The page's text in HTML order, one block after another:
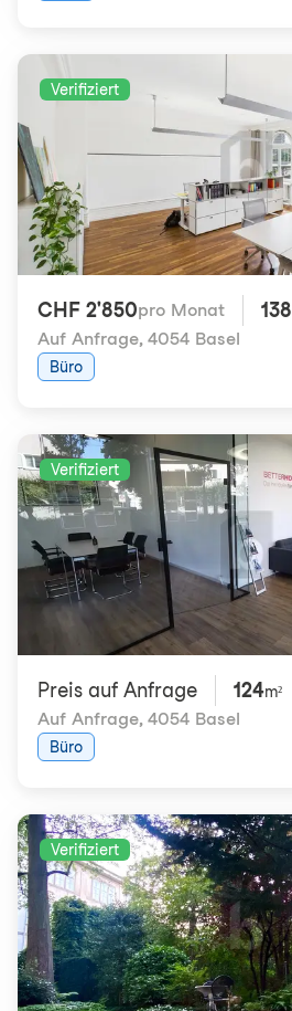
Verifiziert
CHF 2'850pro Monat 138
Auf Anfrage, 4054 Basel
Büro
Verifiziert
Preis auf Anfrage 124m²
Auf Anfrage, 4054 Basel
Büro
Verifiziert